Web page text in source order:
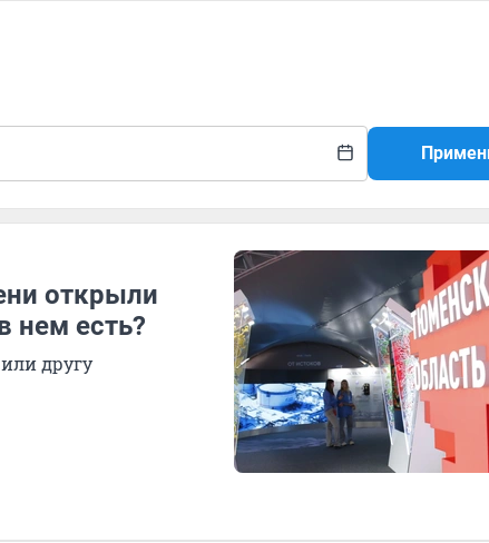
открыли
нем есть?
другу